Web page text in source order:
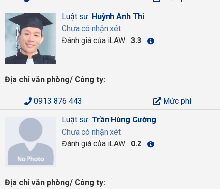
Luật sư: Huỳnh Anh Thi
Chưa có nhận xét
Đánh giá của iLAW: 3.3
Địa chỉ văn phòng/ Công ty:
0913 876 443
Mức phí
Luật sư: Trần Hùng Cường
Chưa có nhận xét
Đánh giá của iLAW: 0.2
Địa chỉ văn phòng/ Công ty: